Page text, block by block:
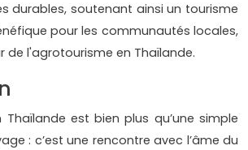
durables, soutenant ainsi un tourisme
pour les communautés locales,
l'agrotourisme en Thaïlande.
Thaïlande est bien plus qu’une simple
: c’est une rencontre avec l’âme du